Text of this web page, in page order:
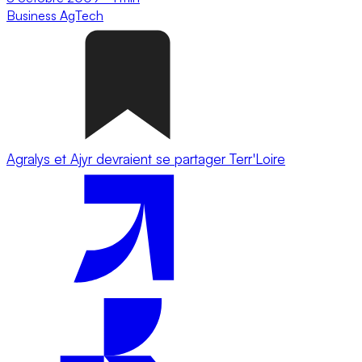
Business AgTech
Agralys et Ajyr devraient se partager Terr'Loire